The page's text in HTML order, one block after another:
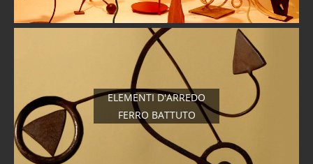
ELEMENTI D'ARREDO
FERRO BATTUTO